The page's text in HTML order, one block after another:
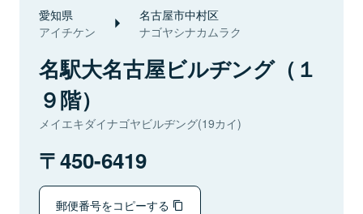
愛知県
アイチケン
名古屋市中村区
ナゴヤシナカムラク
名駅大名古屋ビルヂング（１
９階）
メイエキダイナゴヤビルヂング(19カイ)
450-6419
郵便番号をコピーする